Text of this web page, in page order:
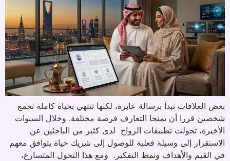
بعض العلاقات تبدأ برسالة عابرة، لكنها تنتهي بحياة كاملة تجمع
شخصين قررا أن يمنحا التعارف فرصة مختلفة. وخلال السنوات
الأخيرة، تحولت تطبيقات الزواج لدى كثير من الباحثين عن
الاستقرار إلى وسيلة فعلية للوصول إلى شريك حياة يتوافق معهم
في القيم والأهداف ونمط التفكير. ومع هذا التحول المتسارع،